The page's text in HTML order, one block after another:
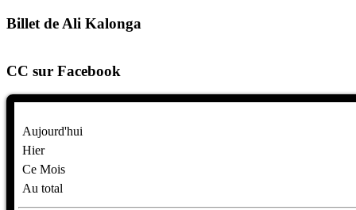
Billet de Ali Kalonga
CC sur Facebook
Aujourd'hui
Hier
Ce Mois
Au total